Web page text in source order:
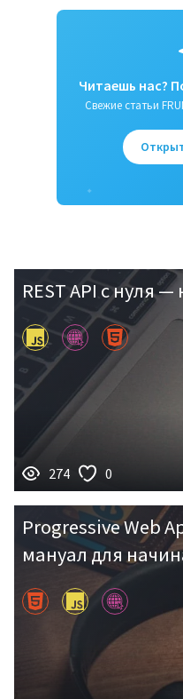
✦
Читаешь нас?
Свежие статьи
REST API с нуля
274 0
Progressive Web
мануал для